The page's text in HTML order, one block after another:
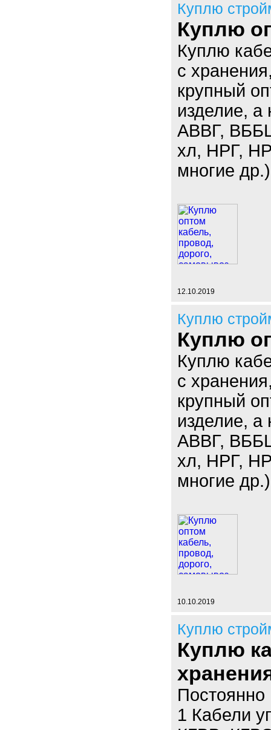
Куплю
Куплю
Куплю
с
крупный
изделие,
АВВГ,
хл, НРГ,
многие
12.10.2019
Куплю
Куплю
Куплю
с
крупный
изделие,
АВВГ,
хл, НРГ,
многие
10.10.2019
Куплю
Куплю
1 Кабели